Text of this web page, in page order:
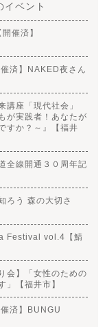
イベント
催済】
済】NAKED夜さん
座「現代社会」
が実践者！あなたが
すか？～』【福井
全線開通３０周年記
ろう 森の大切さ
Festival vol.4【鯖
会】「女性のための
【福井市】
済】BUNGU